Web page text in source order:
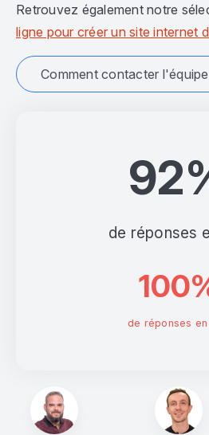
de réponses
de réponses en
Retrouvez également notre
ligne pour créer un site internet
Comment contacter